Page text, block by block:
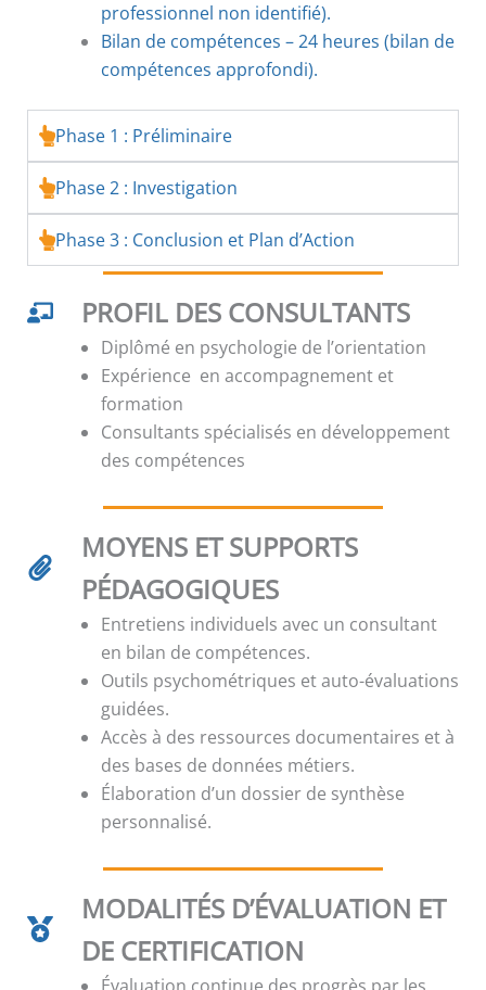
professionnel non identifié).
Bilan de compétences – 24 heures (bilan de
compétences approfondi).
Phase 1 : Préliminaire
Phase 2 : Investigation
Phase 3 : Conclusion et Plan d’Action
PROFIL DES CONSULTANTS
Diplômé en psychologie de l’orientation
Expérience en accompagnement et
formation
Consultants spécialisés en développement
des compétences
MOYENS ET SUPPORTS
PÉDAGOGIQUES
Entretiens individuels avec un consultant
en bilan de compétences.
Outils psychométriques et auto-évaluations
guidées.
Accès à des ressources documentaires et à
des bases de données métiers.
Élaboration d’un dossier de synthèse
personnalisé.
MODALITÉS D’ÉVALUATION ET
DE CERTIFICATION